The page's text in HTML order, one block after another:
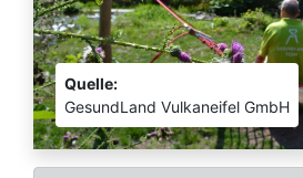
Quelle:
GesundLand Vulkaneifel GmbH